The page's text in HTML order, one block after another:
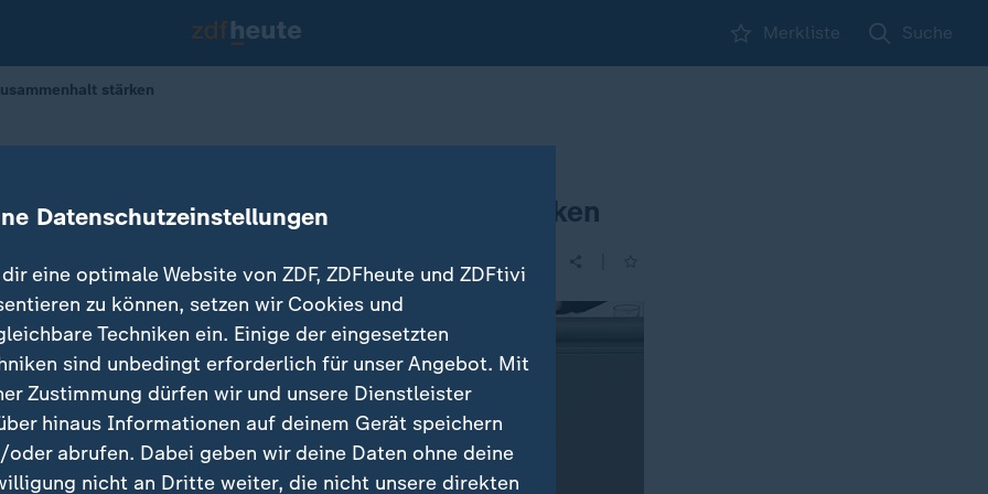
Merkliste Suche
stärken
Gesellschaftlichen Zusammenhalt stärken
Datenschutzeinstellungen
eine optimale Website von ZDF, ZDFheute und ZDFtivi
zu können, setzen wir Cookies und
Techniken ein. Einige der eingesetzten
sind unbedingt erforderlich für unser Angebot. Mit
Zustimmung dürfen wir und unsere Dienstleister
hinaus Informationen auf deinem Gerät speichern
oder abrufen. Dabei geben wir deine Daten ohne deine
nicht an Dritte weiter, die nicht unsere direkten